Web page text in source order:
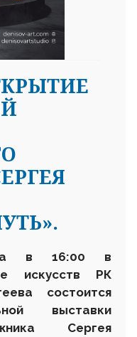
в 16:00 в
искусств РК
состоится
выставки
Сергея